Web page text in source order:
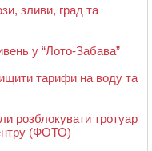
зливи, град та
у “Лото-Забава”
тарифи на воду та
розблокувати тротуар
(ФОТО)